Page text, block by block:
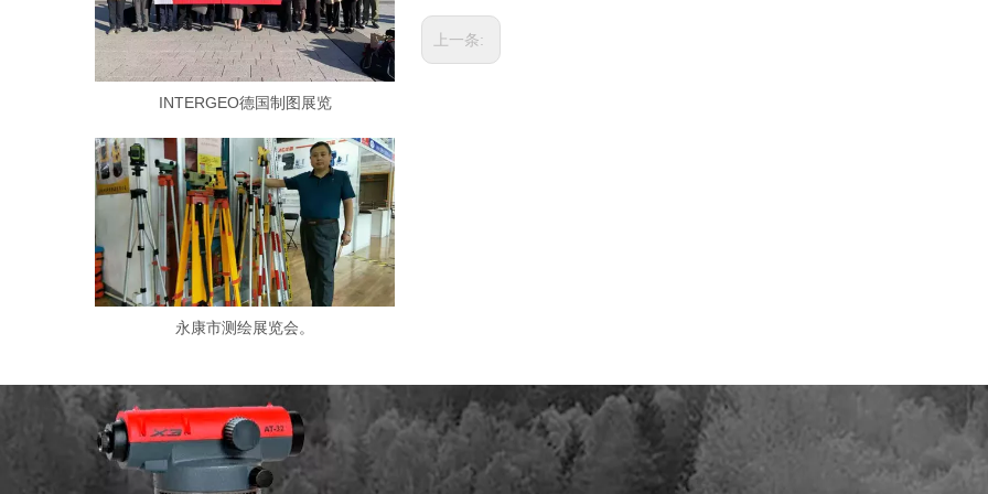
INTERGEO德国制图展览
永康市测绘展览会。
上一条: